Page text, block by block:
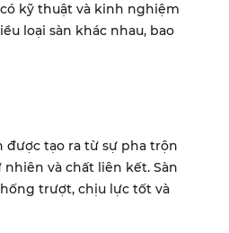
có kỹ thuật và kinh nghiệm
loại sàn khác nhau, bao
được tạo ra từ sự pha trộn
và chất liên kết. Sàn
trượt, chịu lực tốt và